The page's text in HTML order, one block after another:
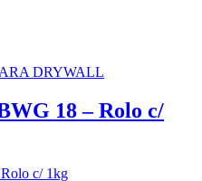
DRYWALL
18 – Rolo c/